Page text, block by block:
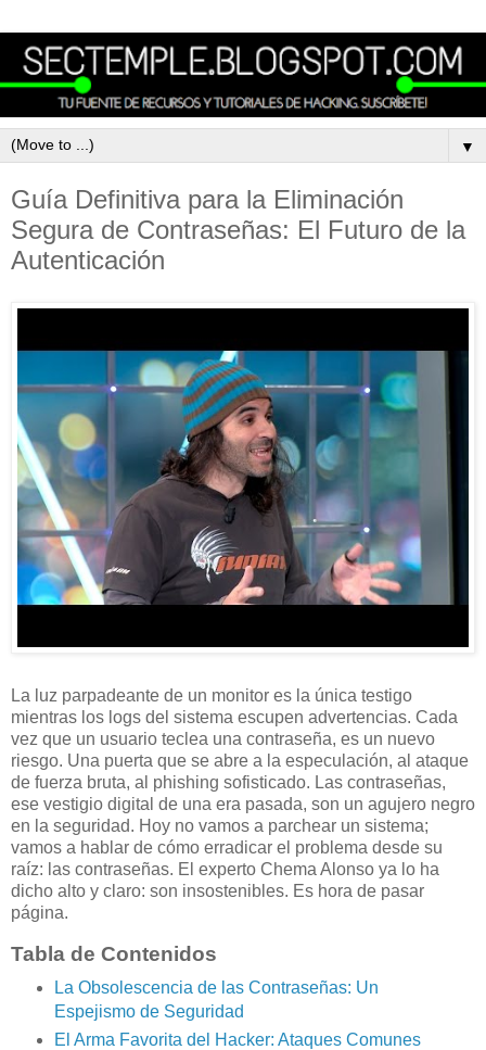
▼
Guía Definitiva para la Eliminación
Segura de Contraseñas: El Futuro de la
Autenticación
La luz parpadeante de un monitor es la única testigo
mientras los logs del sistema escupen advertencias. Cada
vez que un usuario teclea una contraseña, es un nuevo
riesgo. Una puerta que se abre a la especulación, al ataque
de fuerza bruta, al phishing sofisticado. Las contraseñas,
ese vestigio digital de una era pasada, son un agujero negro
en la seguridad. Hoy no vamos a parchear un sistema;
vamos a hablar de cómo erradicar el problema desde su
raíz: las contraseñas. El experto Chema Alonso ya lo ha
dicho alto y claro: son insostenibles. Es hora de pasar
página.
Tabla de Contenidos
La Obsolescencia de las Contraseñas: Un
Espejismo de Seguridad
El Arma Favorita del Hacker: Ataques Comunes